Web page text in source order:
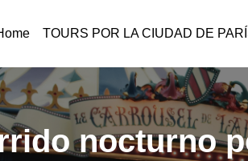
TOURS POR LA CIUDAD DE
nocturno